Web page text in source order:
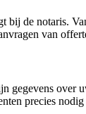
bij de notaris.
van
gegevens over
precies